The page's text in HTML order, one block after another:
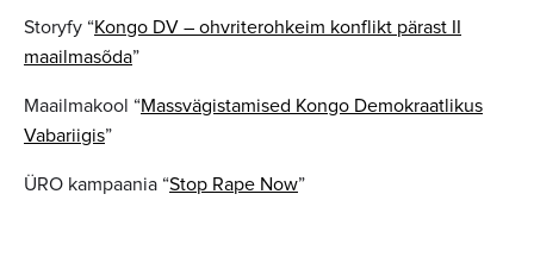
Storyfy “Kongo DV – ohvriterohkeim konflikt pärast II
maailmasõda”
Maailmakool “Massvägistamised Kongo Demokraatlikus
Vabariigis”
ÜRO kampaania “Stop Rape Now”